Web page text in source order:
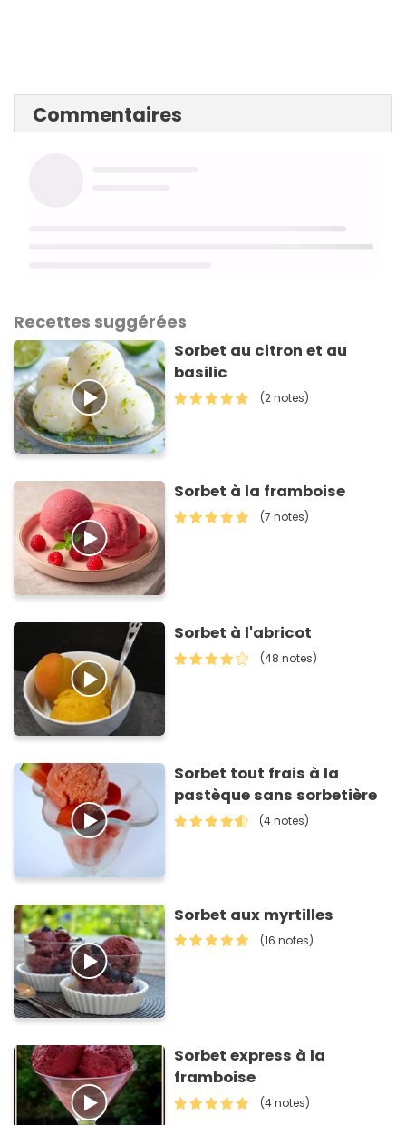
Commentaires
Recettes suggérées
Sorbet au citron et au
basilic
(2 notes)
Sorbet à la framboise
(7 notes)
Sorbet à l'abricot
(48 notes)
Sorbet tout frais à la
pastèque sans sorbetière
(4 notes)
Sorbet aux myrtilles
(16 notes)
Sorbet express à la
framboise
(4 notes)